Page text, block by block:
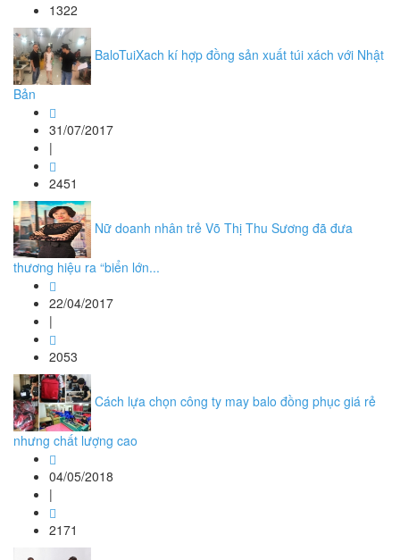
1322
BaloTuiXach kí hợp đồng sản xuất túi xách với Nhật
Bản
31/07/2017
|
2451
Nữ doanh nhân trẻ Võ Thị Thu Sương đã đưa
thương hiệu ra “biển lớn...
22/04/2017
|
2053
Cách lựa chọn công ty may balo đồng phục giá rẻ
nhưng chất lượng cao
04/05/2018
|
2171